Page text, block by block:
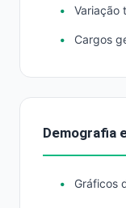
Variação
Cargos
Demografia
Gráficos